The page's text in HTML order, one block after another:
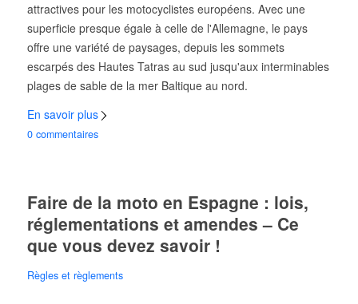
attractives pour les motocyclistes européens. Avec une
superficie presque égale à celle de l'Allemagne, le pays
offre une variété de paysages, depuis les sommets
escarpés des Hautes Tatras au sud jusqu'aux interminables
plages de sable de la mer Baltique au nord.
En savoir plus
0 commentaires
Faire de la moto en Espagne : lois,
réglementations et amendes – Ce
que vous devez savoir !
Règles et règlements